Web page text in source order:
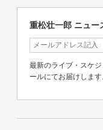
重松壮一郎 ニュー
最新のライブ・スケ
ールにてお届けします